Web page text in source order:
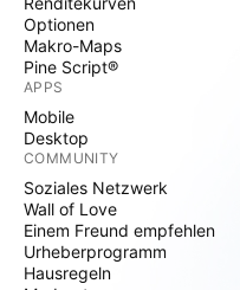
Optionen
Makro-Maps
Pine Script®
APPS
Mobile
Desktop
COMMUNITY
Soziales Netzwerk
Wall of Love
Einem Freund empfehlen
Urheberprogramm
Hausregeln